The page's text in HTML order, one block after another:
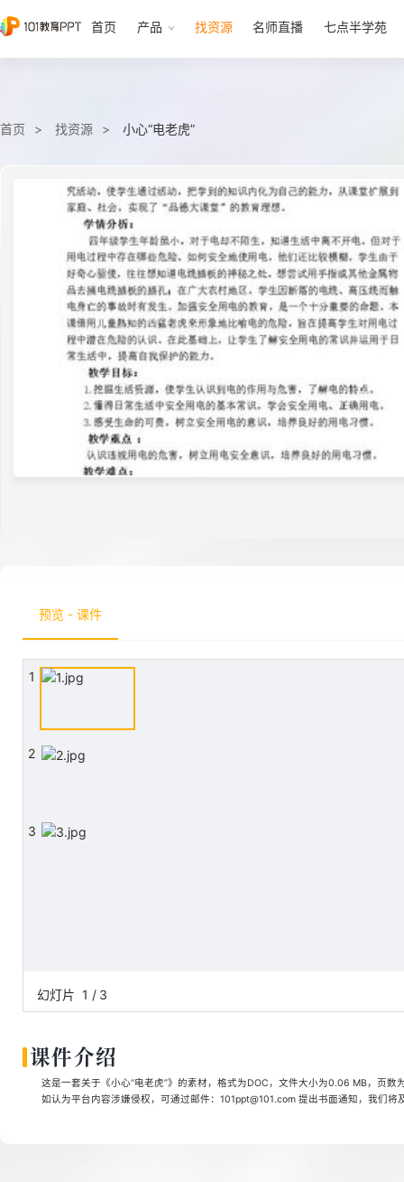
首页 产品 找资源 名师直播 七点半学苑
首页 找资源 小心“电老虎”
预览 - 课件
1
2
3
幻灯片 1 / 3
课件介绍
这是一套关于《小心“电老虎”》的素材，格式为DOC，文件大小为0.06 MB，页数
如认为平台内容涉嫌侵权，可通过邮件：101ppt@101.com 提出书面通知，我们将